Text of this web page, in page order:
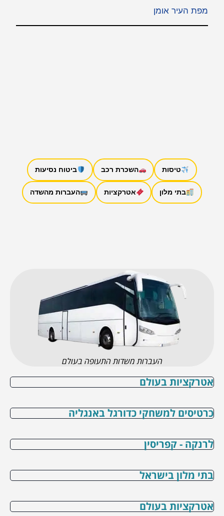
מפת העיר אומן
טיסות השכרת רכב ביטוח נסיעות
בתי מלון אטרקציות העברות מהשדה
העברות משדות התעופה בעולם
אטרקציות בעולם
כרטיסים למשחקי כדורגל באנגליה
לרנקה - קפריסין
בתי מלון בישראל
אטרקציות בעולם